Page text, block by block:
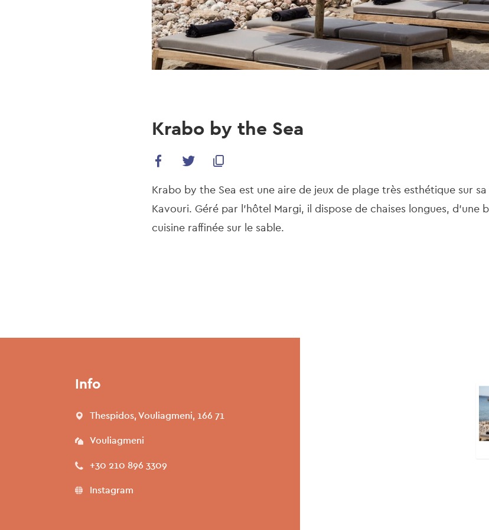
Krabo by the Sea
Krabo by the Sea est une aire de jeux de plage très esthétique sur
Kavouri. Géré par l'hôtel Margi, il dispose de chaises longues, d'une
cuisine raffinée sur le sable.
Info
Thespidos, Vouliagmeni, 166 71
Vouliagmeni
+30 210 896 3309
Instagram